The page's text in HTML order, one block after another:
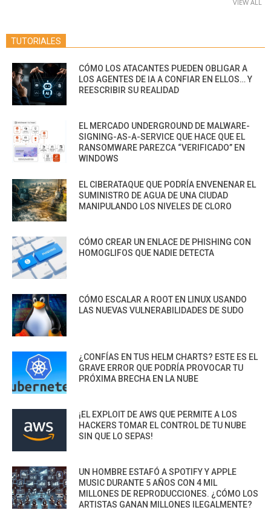
VIEW ALL
TUTORIALES
CÓMO LOS ATACANTES PUEDEN OBLIGAR A
LOS AGENTES DE IA A CONFIAR EN ELLOS… Y
REESCRIBIR SU REALIDAD
EL MERCADO UNDERGROUND DE MALWARE-
SIGNING-AS-A-SERVICE QUE HACE QUE EL
RANSOMWARE PAREZCA “VERIFICADO” EN
WINDOWS
EL CIBERATAQUE QUE PODRÍA ENVENENAR EL
SUMINISTRO DE AGUA DE UNA CIUDAD
MANIPULANDO LOS NIVELES DE CLORO
CÓMO CREAR UN ENLACE DE PHISHING CON
HOMOGLIFOS QUE NADIE DETECTA
CÓMO ESCALAR A ROOT EN LINUX USANDO
LAS NUEVAS VULNERABILIDADES DE SUDO
¿CONFÍAS EN TUS HELM CHARTS? ESTE ES EL
GRAVE ERROR QUE PODRÍA PROVOCAR TU
PRÓXIMA BRECHA EN LA NUBE
¡EL EXPLOIT DE AWS QUE PERMITE A LOS
HACKERS TOMAR EL CONTROL DE TU NUBE
SIN QUE LO SEPAS!
UN HOMBRE ESTAFÓ A SPOTIFY Y APPLE
MUSIC DURANTE 5 AÑOS CON 4 MIL
MILLONES DE REPRODUCCIONES. ¿CÓMO LOS
ARTISTAS GANAN MILLONES ILEGALMENTE?